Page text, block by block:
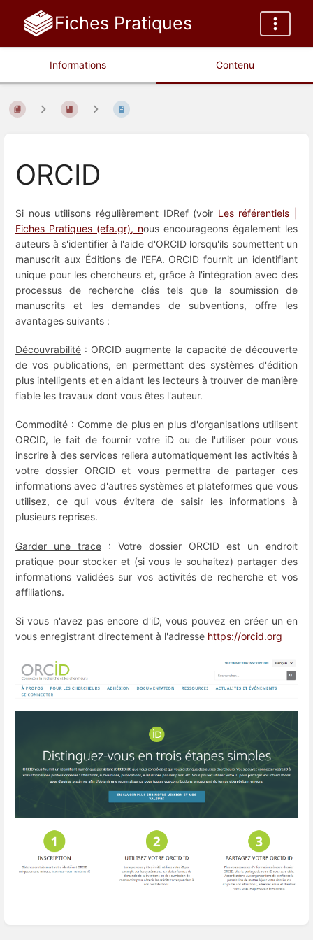
Fiches Pratiques
Informations Contenu
ORCID
Si nous utilisons régulièrement IDRef (voir Les référentiels |
Fiches Pratiques (efa.gr), nous encourageons également les
auteurs à s'identifier à l'aide d'ORCID lorsqu'ils soumettent un
manuscrit aux Éditions de l'EFA. ORCID fournit un identifiant
unique pour les chercheurs et, grâce à l'intégration avec des
processus de recherche clés tels que la soumission de
manuscrits et les demandes de subventions, offre les
avantages suivants :
Découvrabilité : ORCID augmente la capacité de découverte
de vos publications, en permettant des systèmes d'édition
plus intelligents et en aidant les lecteurs à trouver de manière
fiable les travaux dont vous êtes l'auteur.
Commodité : Comme de plus en plus d'organisations utilisent
ORCID, le fait de fournir votre iD ou de l'utiliser pour vous
inscrire à des services reliera automatiquement les activités à
votre dossier ORCID et vous permettra de partager ces
informations avec d'autres systèmes et plateformes que vous
utilisez, ce qui vous évitera de saisir les informations à
plusieurs reprises.
Garder une trace : Votre dossier ORCID est un endroit
pratique pour stocker et (si vous le souhaitez) partager des
informations validées sur vos activités de recherche et vos
affiliations.
Si vous n'avez pas encore d'iD, vous pouvez en créer un en
vous enregistrant directement à l'adresse https://orcid.org